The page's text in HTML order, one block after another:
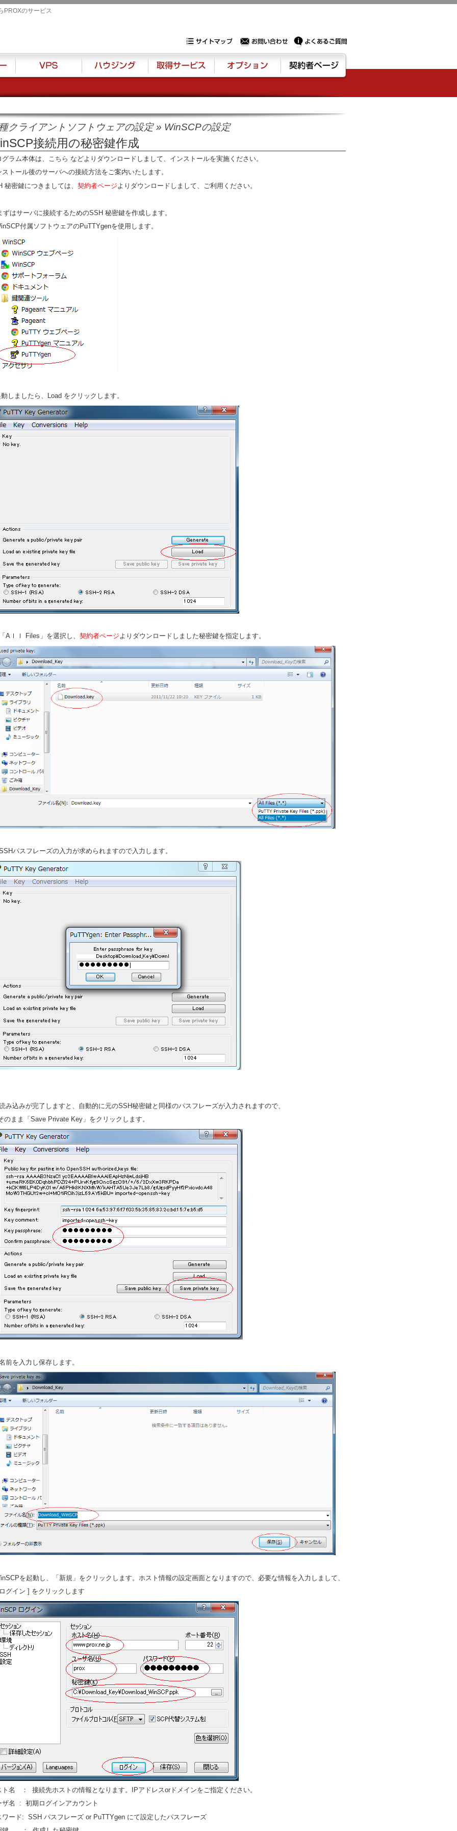
PROXのサービス
クライアントソフトウェアの設定» WinSCPの設定
接続用の秘密鍵作成
ラム本体は、 こちら などよりダウンロードしまして、インストールを実施ください。
ストール後のサーバへの接続方法をご案内いたします。
秘密鍵につきましては、 契約者ページ よりダウンロードしまして、ご利用ください。
ずはサーバに接続するためのSSH 秘密鍵を作成します。
付属ソフトウェアのPuTTYgenを使用します。
しましたら、Load をクリックします。
Aｌｌ Files」を選択し、 契約者ページよりダウンロードしました秘密鍵を指定します。
パスフレーズの入力が求められますので入力します。
み込みが完了しますと、自動的に元のSSH秘密鍵と同様のパスフレーズが入力されますので、
まま「Save Private Key」をクリックします。
前を入力し保存します。
を起動し、「新規」をクリックします。ホスト情報の設定画面となりますので、必要な情報を入力しまして、
イン ] をクリックします
ト名 ： 接続先ホストの情報となります。IPアドレスorドメインをご指定ください。
ザ名 : 初期ログインアカウント
ワード: SSH パスフレーズ or PuTTYgen にて設定したパスフレーズ
VPS ハウジング 取得サービス オプション 契約者ページ